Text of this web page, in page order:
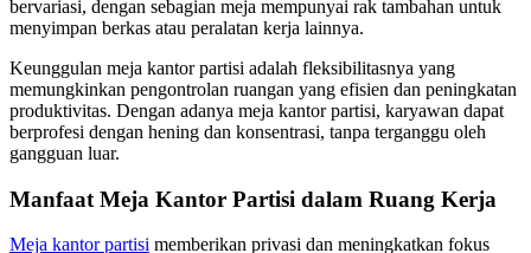
bervariasi, dengan sebagian meja mempunyai rak tambahan untuk
menyimpan berkas atau peralatan kerja lainnya.
Keunggulan meja kantor partisi adalah fleksibilitasnya yang
memungkinkan pengontrolan ruangan yang efisien dan peningkatan
produktivitas. Dengan adanya meja kantor partisi, karyawan dapat
berprofesi dengan hening dan konsentrasi, tanpa terganggu oleh
gangguan luar.
Manfaat Meja Kantor Partisi dalam Ruang Kerja
Meja kantor partisi memberikan privasi dan meningkatkan fokus